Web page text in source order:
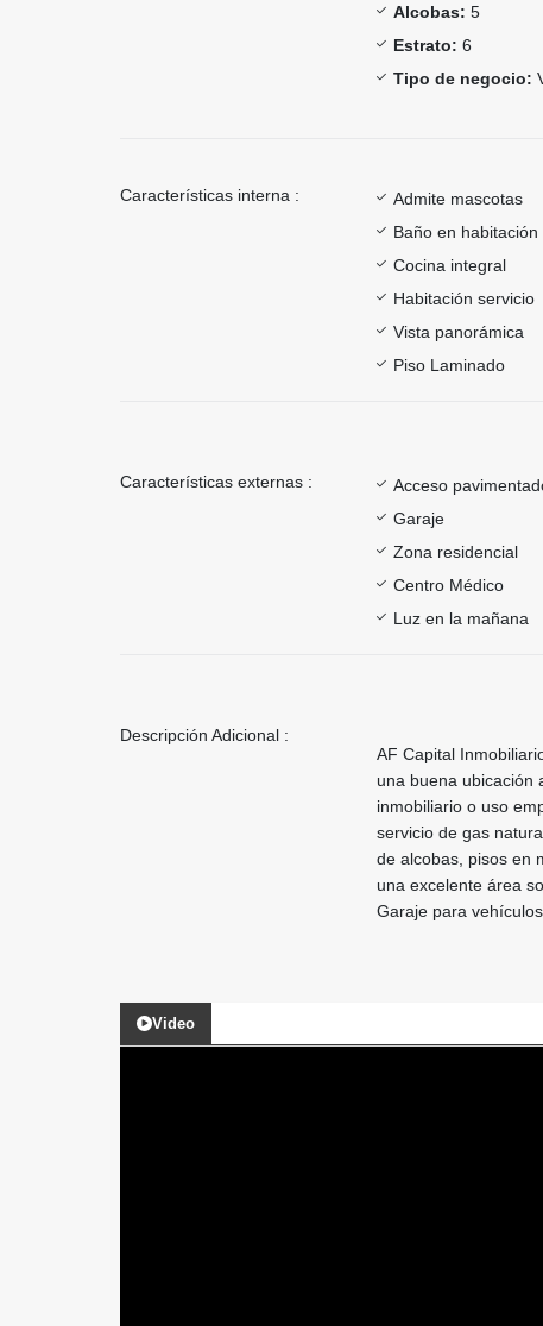
Alcobas: 5
Estrato: 6
Tipo de negocio:
Características interna : Admite mascotas
Baño en habitación
Cocina integral
Habitación servicio
Vista panorámica
Piso Laminado
Características externas : Acceso
Garaje
Zona residencial
Centro Médico
Luz en la mañana
Descripción Adicional :
AF Capital
una buena ubicación
inmobiliario o uso
servicio de gas
de alcobas, pisos en
una excelente área
Garaje para
Video